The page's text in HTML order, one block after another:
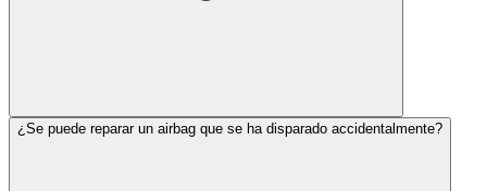
¿Se puede reparar un airbag que se ha disparado accidentalmente?